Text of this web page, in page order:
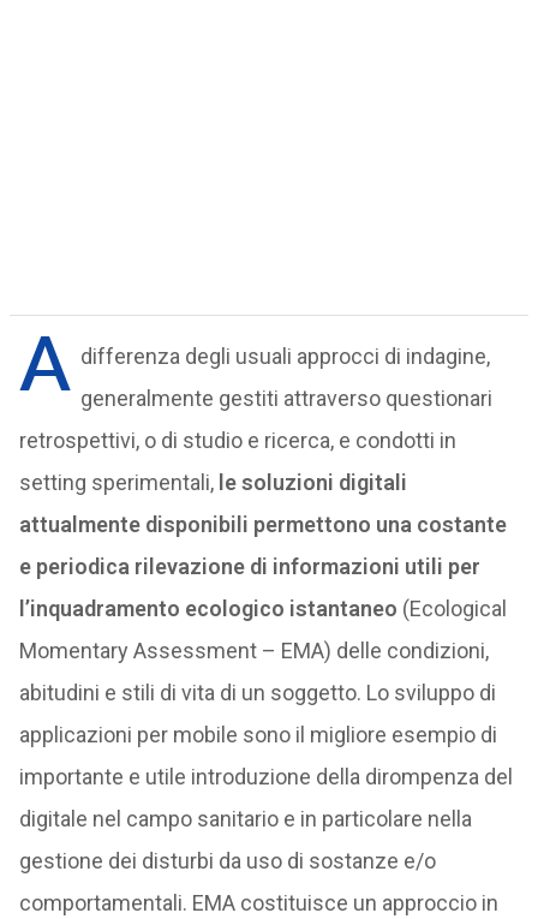
A differenza degli usuali approcci di indagine,
generalmente gestiti attraverso questionari
retrospettivi, o di studio e ricerca, e condotti in
setting sperimentali,le soluzioni digitali
attualmente disponibili permettono una costante
e periodica rilevazione di informazioni utili per
l’inquadramento ecologico istantaneo (Ecological
Momentary Assessment – EMA) delle condizioni,
abitudini e stili di vita di un soggetto. Lo sviluppo di
applicazioni per mobile sono il migliore esempio di
importante e utile introduzione della dirompenza del
digitale nel campo sanitario e in particolare nella
gestione dei disturbi da uso di sostanze e/o
comportamentali. EMA costituisce un approccio in